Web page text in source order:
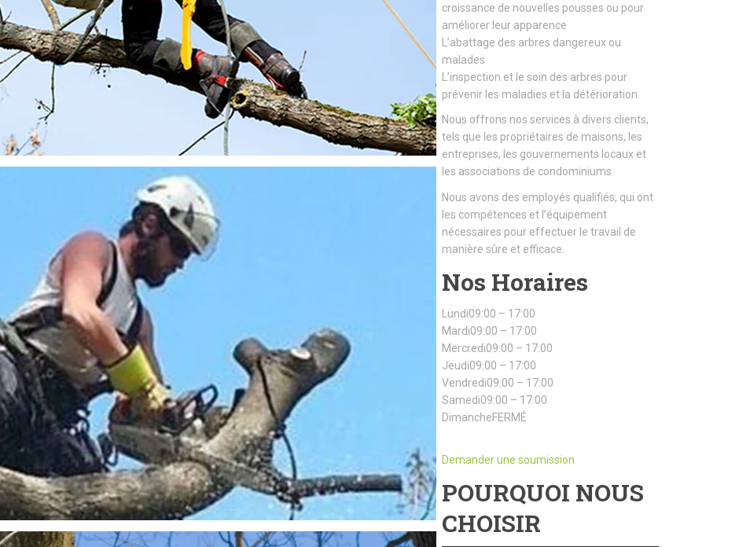
croissance de nouvelles pousses ou pour
améliorer leur apparence
L’abattage des arbres dangereux ou
malades
L’inspection et le soin des arbres pour
prévenir les maladies et la détérioration.
Nous offrons nos services à divers clients,
tels que les propriétaires de maisons, les
entreprises, les gouvernements locaux et
les associations de condominiums.
Nous avons des employés qualifiés, qui ont
les compétences et l’équipement
nécessaires pour effectuer le travail de
manière sûre et efficace.
Nos Horaires
Lundi09:00 – 17:00
Mardi09:00 – 17:00
Mercredi09:00 – 17:00
Jeudi09:00 – 17:00
Vendredi09:00 – 17:00
Samedi09:00 – 17:00
DimancheFERMÉ
Demander une soumission
POURQUOI NOUS
CHOISIR